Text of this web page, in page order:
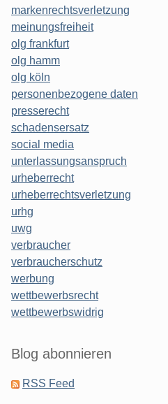
markenrechtsverletzung
meinungsfreiheit
olg frankfurt
olg hamm
olg köln
personenbezogene daten
presserecht
schadensersatz
social media
unterlassungsanspruch
urheberrecht
urheberrechtsverletzung
urhg
uwg
verbraucher
verbraucherschutz
werbung
wettbewerbsrecht
wettbewerbswidrig
Blog abonnieren
RSS Feed